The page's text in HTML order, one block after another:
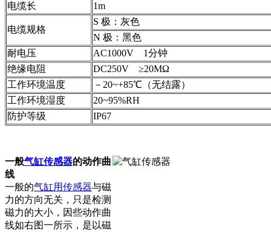
电缆长
1m
电缆规格
S 极：灰色
N 极：黑色
耐电压
AC1000V 1分钟
绝缘电阻
DC250V ≥20MΩ
工作环境温度
－20~+85℃（无结露）
工作环境湿度
20~95%RH
防护等级
IP67
一般气缸传感器的动作曲
线
一般的气缸用传感器与磁
力的方向无关，只是检测
磁力的大小，因些动作曲
线如右图一所示，是以磁